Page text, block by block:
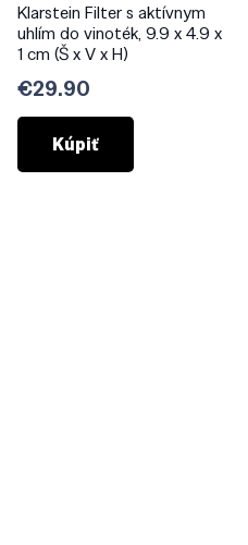
Klarstein Filter s aktívnym
uhlím do vinoték, 9.9 x 4.9 x
1 cm (Š x V x H)
€29.90
Kúpiť